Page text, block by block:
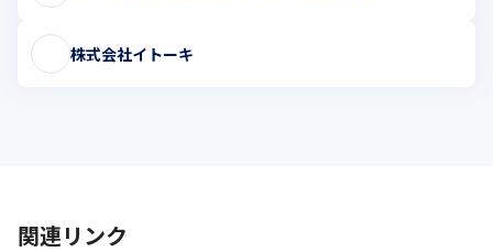
株式会社イトーキ
関連リンク